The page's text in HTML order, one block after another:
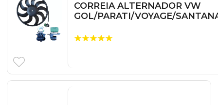
CORREIA ALTERNADOR VW
GOL/PARATI/VOYAGE/